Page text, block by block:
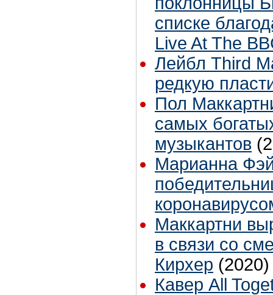
списке
Live At The
Лейбл Third
редкую
Пол
самых
музыкантов
Марианна
Маккартни
в связи со
Кирхер (2020)
Кавер All